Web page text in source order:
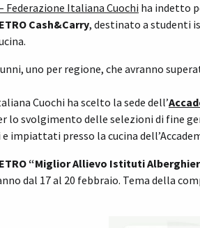
Federazione Italiana Cuochi ha indetto
Cash&Carry, destinato a studenti
uno per regione, che avranno
Cuochi ha scelto la sede dell’
lo svolgimento delle selezioni di fine
presso la cucina
“Miglior Allievo Istituti
dal 17 al 20 febbraio. Tema della